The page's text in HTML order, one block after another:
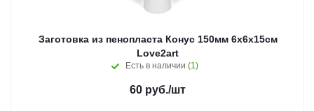
Заготовка из пенопласта Конус 150мм 6х6х15см
Love2art
Есть в наличии (1)
60 руб./шт